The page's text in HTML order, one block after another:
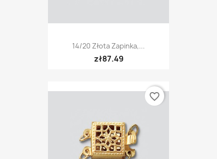
14/20 Złota Zapinka,...
zł87.49
favorite_border